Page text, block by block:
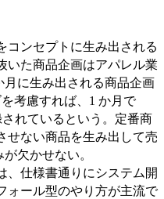
コンセプトに生み出される
いた商品企画はアパレル業
に生み出される商品企画
考慮すれば、1 か月で
れているという。定番商
せない商品を生み出して売
欠かせない。
、仕様書通りにシステム開
ォール型のやり方が主流で